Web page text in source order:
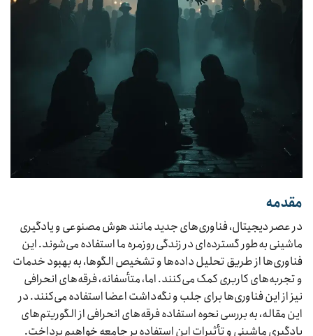
مقدمه
در عصر دیجیتال، فناوری‌های جدید مانند هوش مصنوعی و یادگیری
ماشینی به‌طور گسترده‌ای در زندگی روزمره ما استفاده می‌شوند. این
فناوری‌ها از طریق تحلیل داده‌ها و تشخیص الگوها، به بهبود خدمات
و تجربه‌های کاربری کمک می‌کنند. اما، متأسفانه، فرقه‌های انحرافی
نیز از این فناوری‌ها برای جلب و نگه‌داشت اعضا استفاده می‌کنند. در
این مقاله، به بررسی نحوه استفاده فرقه‌های انحرافی از الگوریتم‌های
یادگیری ماشینی و تأثیرات این استفاده بر جامعه خواهیم پرداخت.